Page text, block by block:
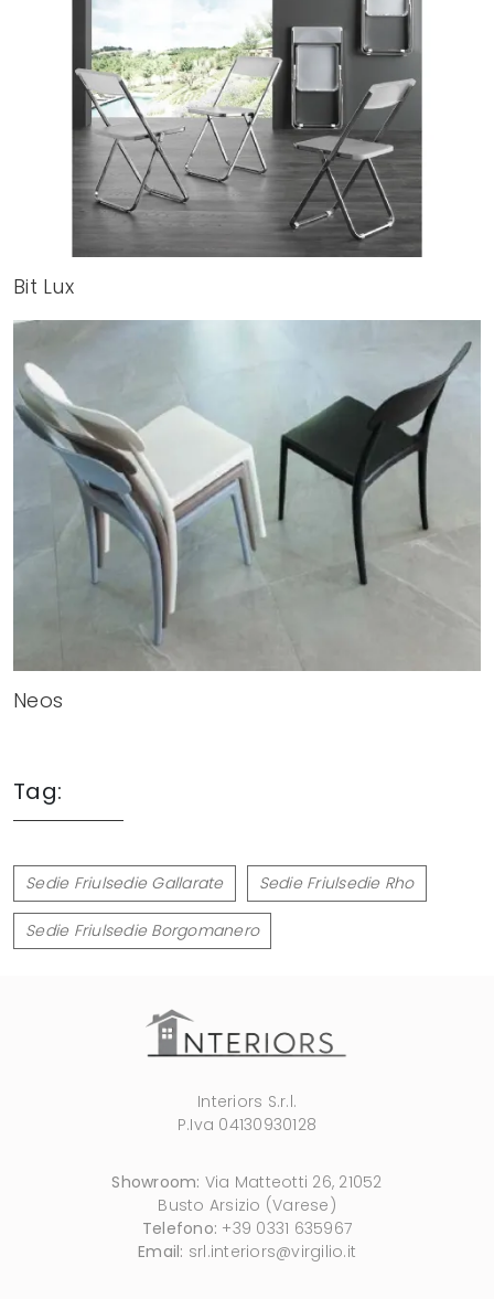
Bit Lux
Neos
Tag:
Sedie Friulsedie Gallarate Sedie Friulsedie Rho
Sedie Friulsedie Borgomanero
Interiors S.r.l.
P.Iva 04130930128
Showroom: Via Matteotti 26, 21052
Busto Arsizio (Varese)
Telefono: +39 0331 635967
Email: srl.interiors@virgilio.it